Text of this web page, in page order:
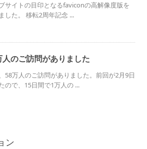
サイトの目印となるfaviconの高解像度版を
した。 移転2周年記念 ...
人のご訪問がありました
58万人のご訪問がありました。前回が2月9日
ので、15日間で1万人の ...
ン